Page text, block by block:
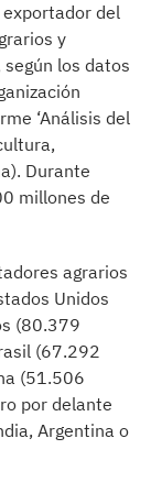
exportador del
y
los datos
‘Análisis del
Durante
millones de
agrarios
Unidos
(80.379
(67.292
(51.506
por delante
Argentina o